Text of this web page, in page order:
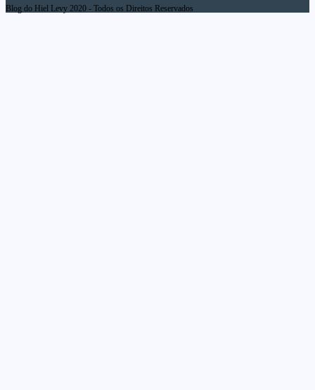
Blog do Hiel Levy 2020 - Todos os Direitos Reservados